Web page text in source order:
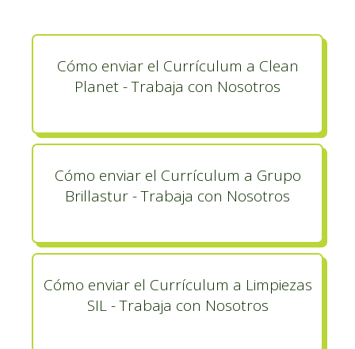
Cómo enviar el Currículum a Clean
Planet - Trabaja con Nosotros
Cómo enviar el Currículum a Grupo
Brillastur - Trabaja con Nosotros
Cómo enviar el Currículum a Limpiezas
SIL - Trabaja con Nosotros